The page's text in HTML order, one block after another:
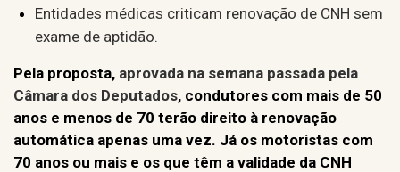
Entidades médicas criticam renovação de CNH sem
exame de aptidão.
Pela proposta, aprovada na semana passada pela
Câmara dos Deputados, condutores com mais de 50
anos e menos de 70 terão direito à renovação
automática apenas uma vez. Já os motoristas com
70 anos ou mais e os que têm a validade da CNH